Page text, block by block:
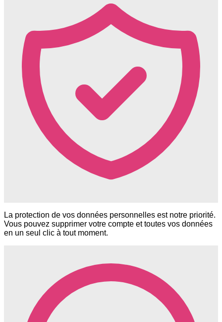
La protection de vos données personnelles est notre priorité.
Vous pouvez supprimer votre compte et toutes vos données
en un seul clic à tout moment.